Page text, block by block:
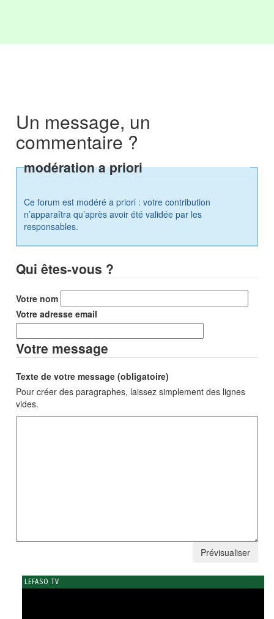
Un message, un
commentaire ?
modération a priori
Ce forum est modéré a priori : votre contribution
n’apparaîtra qu’après avoir été validée par les
responsables.
Qui êtes-vous ?
Votre nom
Votre adresse email
Votre message
Texte de votre message (obligatoire)
Pour créer des paragraphes, laissez simplement des lignes
vides.
LEFASO TV